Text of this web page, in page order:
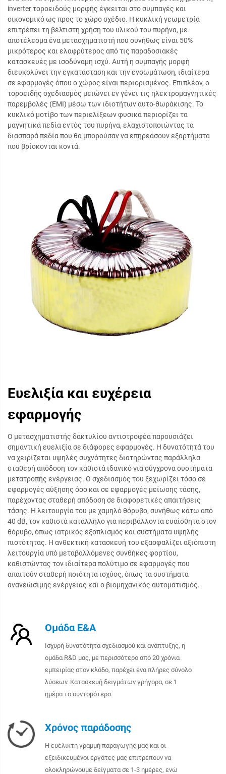
inverter τοροειδούς μορφής έγκειται στο συμπαγές και
οικονομικό ως προς το χώρο σχέδιο. Η κυκλική γεωμετρία
επιτρέπει τη βέλτιστη χρήση του υλικού του πυρήνα, με
αποτέλεσμα ένα μετασχηματιστή που συνήθως είναι 50%
μικρότερος και ελαφρύτερος από τις παραδοσιακές
κατασκευές με ισοδύναμη ισχύ. Αυτή η συμπαγής μορφή
διευκολύνει την εγκατάσταση και την ενσωμάτωση, ιδιαίτερα
σε εφαρμογές όπου ο χώρος είναι περιορισμένος. Επιπλέον, ο
τοροειδής σχεδιασμός μειώνει εν γένει τις ηλεκτρομαγνητικές
παρεμβολές (EMI) μέσω των ιδιοτήτων αυτο-θωράκισης. Το
κυκλικό μοτίβο των περιελίξεων φυσικά περιορίζει τα
μαγνητικά πεδία εντός του πυρήνα, ελαχιστοποιώντας τα
διασπαρά πεδία που θα μπορούσαν να επηρεάσουν εξαρτήματα
που βρίσκονται κοντά.
Ευελιξία και ευχέρεια
εφαρμογής
Ο μετασχηματιστής δακτυλίου αντιστροφέα παρουσιάζει
σημαντική ευελιξία σε διάφορες εφαρμογές. Η δυνατότητά του
να χειρίζεται υψηλές συχνότητες διατηρώντας παράλληλα
σταθερή απόδοση τον καθιστά ιδανικό για σύγχρονα συστήματα
μετατροπής ενέργειας. Ο σχεδιασμός του ξεχωρίζει τόσο σε
εφαρμογές αύξησης όσο και σε εφαρμογές μείωσης τάσης,
παρέχοντας σταθερή απόδοση σε διαφορετικές απαιτήσεις
τάσης. Η λειτουργία του με χαμηλό θόρυβο, συνήθως κάτω από
40 dB, τον καθιστά κατάλληλο για περιβάλλοντα ευαίσθητα στον
θόρυβο, όπως ιατρικός εξοπλισμός και συστήματα υψηλής
πιστότητας. Η ανθεκτική κατασκευή του εξασφαλίζει αξιόπιστη
λειτουργία υπό μεταβαλλόμενες συνθήκες φορτίου,
καθιστώντας τον ιδιαίτερα πολύτιμο σε εφαρμογές που
απαιτούν σταθερή ποιότητα ισχύος, όπως τα συστήματα
ανανεώσιμης ενέργειας και ο βιομηχανικός αυτοματισμός.
Ομάδα Ε&Α
Ισχυρή δυνατότητα σχεδιασμού και ανάπτυξης, η
ομάδα R&D μας, με περισσότερο από 20 χρόνια
εμπειρίας στον κλάδο, παρέχει ένα πλήρες σύνολο
λύσεων. Κατασκευή δειγμάτων γρήγορα, σε 1
ημέρα το συντομότερο.
Χρόνος παράδοσης
Η ευέλικτη γραμμή παραγωγής μας και οι
εξειδικευμένοι εργάτες μας επιτρέπουν να
ολοκληρώνουμε δείγματα σε 1-3 ημέρες, ενώ